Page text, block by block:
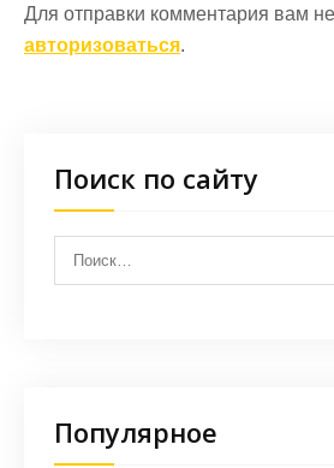
Для отправки комментария вам
авторизоваться.
Поиск по сайту
Популярное